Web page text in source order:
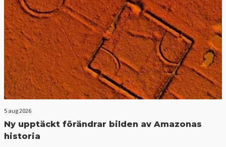
5 aug 2026
Ny upptäckt förändrar bilden av Amazonas
historia